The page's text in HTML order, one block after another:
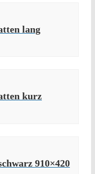
lang
kurz
910×420